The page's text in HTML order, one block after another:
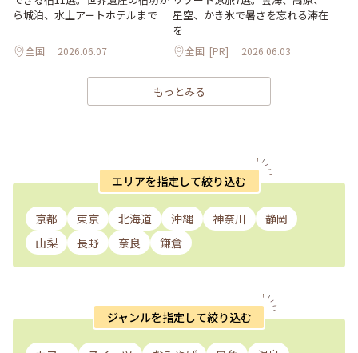
ら城泊、水上アートホテルまで
全国 2026.06.07
星空、かき氷で暑さを忘れる滞在
を
全国 [PR] 2026.06.03
もっとみる
エリアを指定して絞り込む
京都 東京 北海道 沖縄 神奈川
静岡
山梨
長野 奈良 鎌倉
ジャンルを指定して絞り込む